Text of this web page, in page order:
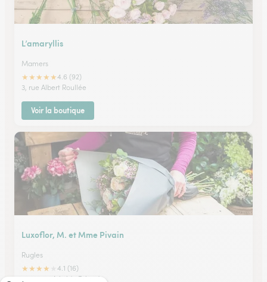
L’amaryllis
Mamers
★★★★★4.6 (92)
3, rue Albert Roullée
Voir la boutique
Luxoflor, M. et Mme Pivain
Rugles
★★★★
4.1 (16)
2 - 4, rue Aristide Briand